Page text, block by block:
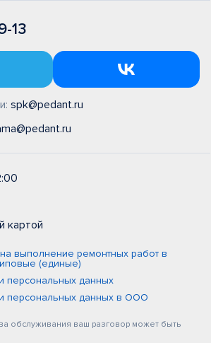
13
spk@pedant.ru
картой
выполнение ремонтных работ в
(единые)
персональных данных
персональных данных в ООО
обслуживания ваш разговор может быть